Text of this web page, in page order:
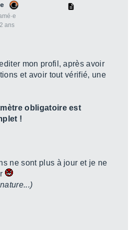
ans
mon profil, après avoir
et avoir tout vérifié, une
obligatoire est
!
ne sont plus à jour et je ne